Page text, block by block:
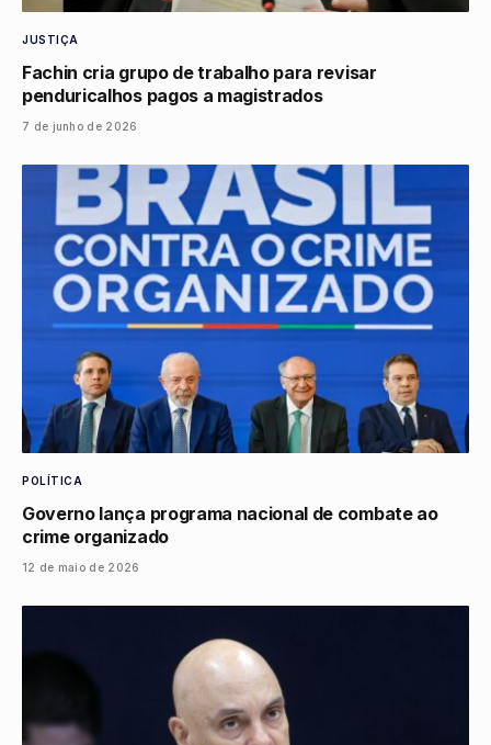
JUSTIÇA
Fachin cria grupo de trabalho para revisar
penduricalhos pagos a magistrados
7 de junho de 2026
POLÍTICA
Governo lança programa nacional de combate ao
crime organizado
12 de maio de 2026